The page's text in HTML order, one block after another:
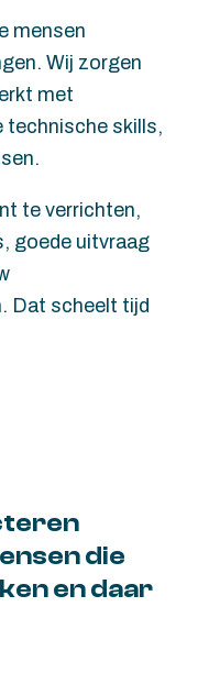
mensen
Wij zorgen
met
technische skills,
te verrichten,
goede uitvraag
Dat scheelt tijd
die
en daar